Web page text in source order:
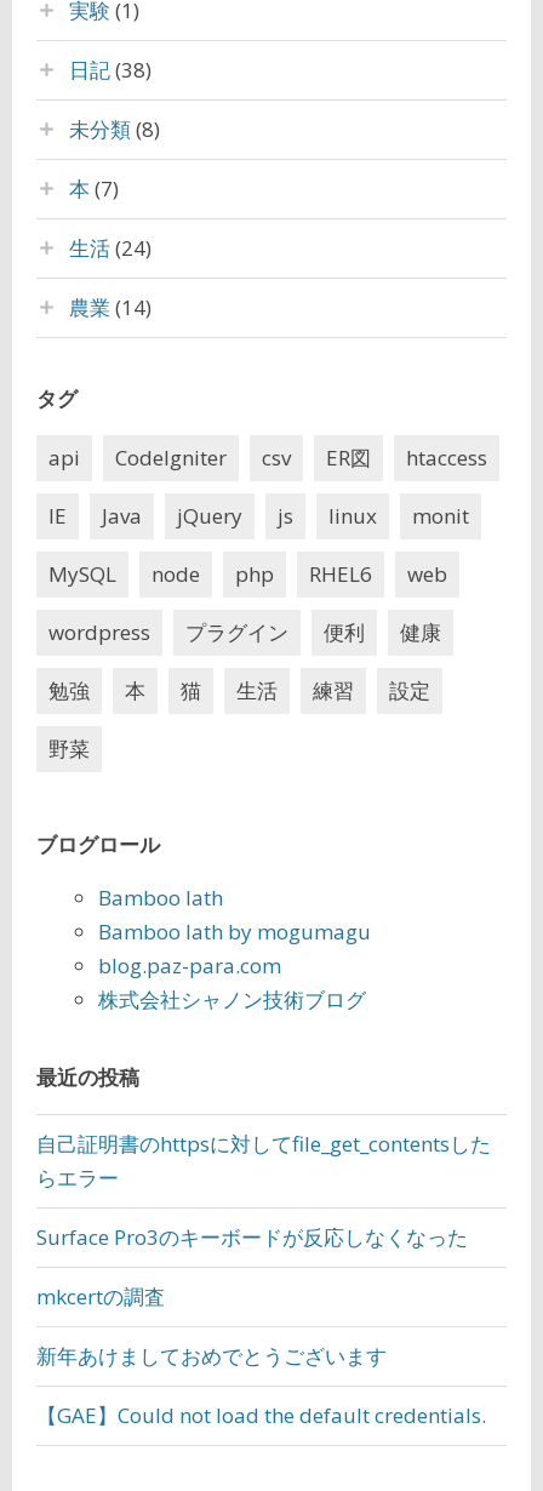
実験 (1)
日記(38)
未分類(8)
本 (7)
生活(24)
農業 (14)
タグ
api CodeIgniter csv ER図 htaccess
IE Java jQuery js linux monit
MySQL node php RHEL6 web
wordpress プラグイン 便利 健康
勉強 本 猫 生活 練習 設定
野菜
ブログロール
Bamboo lath
Bamboo lath by mogumagu
blog.paz-para.com
株式会社シャノン技術ブログ
最近の投稿
自己証明書のhttpsに対してfile_get_contentsした
らエラー
Surface Pro3のキーボードが反応しなくなった
mkcertの調査
新年あけましておめでとうございます
【GAE】Could not load the default credentials.